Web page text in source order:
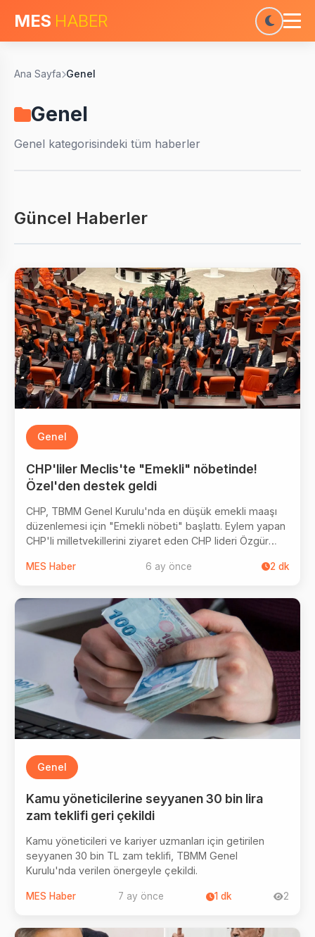
MES HABER
Ana Sayfa Genel
Genel
Genel kategorisindeki tüm haberler
Güncel Haberler
Genel
CHP'liler Meclis'te "Emekli" nöbetinde!
Özel'den destek geldi
CHP, TBMM Genel Kurulu'nda en düşük emekli maaşı
düzenlemesi için "Emekli nöbeti" başlattı. Eylem yapan
CHP'li milletvekillerini ziyaret eden CHP lideri Özgür
liralık yapılacak çalışma, kabul edilebilir bir noktada
daha iyi bir teklif beklediklerini belirtti.
MES Haber 6 ay önce 2 dk
Genel
Kamu yöneticilerine seyyanen 30 bin lira
zam teklifi geri çekildi
Kamu yöneticileri ve kariyer uzmanları için getirilen
seyyanen 30 bin TL zam teklifi, TBMM Genel
Kurulu'nda verilen önergeyle çekildi.
MES Haber 7 ay önce 1 dk 2